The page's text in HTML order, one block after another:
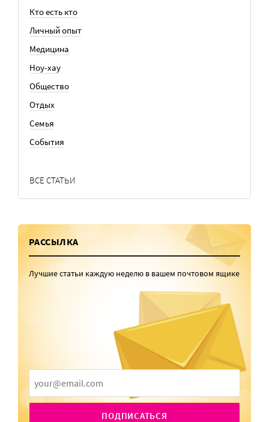
Кто есть кто
Личный опыт
Медицина
Ноу-хау
Общество
Отдых
Семья
События
ВСЕ СТАТЬИ
РАССЫЛКА
Лучшие статьи каждую неделю в вашем почтовом ящике
ПОДПИСАТЬСЯ